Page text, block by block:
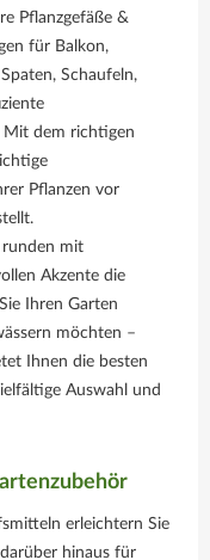
Pflanzgefäße &
für Balkon,
Schaufeln,
Mit dem richtigen
Pflanzen vor
mit
Akzente die
Ihren Garten
möchten –
Ihnen die besten
Auswahl und
erleichtern Sie
hinaus für